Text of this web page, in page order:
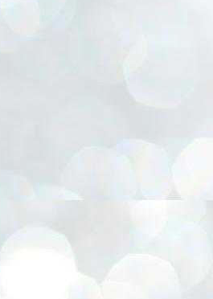
Cesta para presentes, Chapéu Pica-pau,